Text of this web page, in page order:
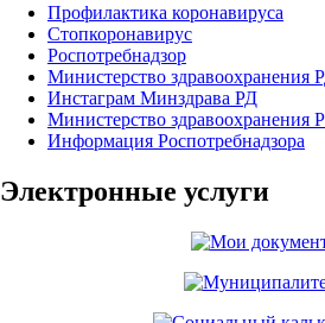
Профилактика коронавируса
Стопкоронавирус
Роспотребнадзор
Министерство здравоохранения
Инстаграм Минздрава РД
Министерство здравоохранения
Информация Роспотребнадзора
Электронные услуги